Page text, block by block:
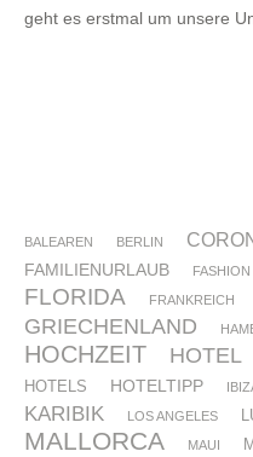
geht es erstmal um unsere
BALEAREN BERLIN
FAMILIENURLAUB FASHION
FLORIDA FRANKREICH
GRIECHENLAND
HOCHZEIT HOTEL
HOTELS HOTELTIPP
KARIBIK LOS ANGELES
MALLORCA MAUI